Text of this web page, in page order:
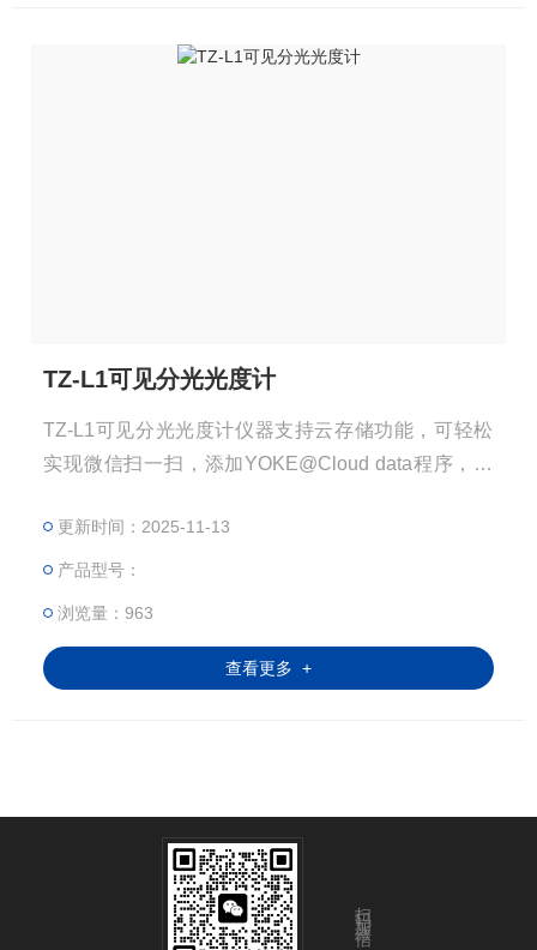
TZ-L1可见分光光度计
TZ-L1可见分光光度计仪器支持云存储功能，可轻松
实现微信扫一扫，添加YOKE@Cloud data程序，极
更新时间：2025-11-13
产品型号：
浏览量：963
查看更多 +
扫码加微信